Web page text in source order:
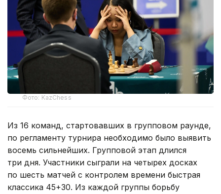
Фото: KazChess
Из 16 команд, стартовавших в групповом раунде,
по регламенту турнира необходимо было выявить
восемь сильнейших. Групповой этап длился
три дня. Участники сыграли на четырех досках
по шесть матчей с контролем времени быстрая
классика 45+30. Из каждой группы борьбу